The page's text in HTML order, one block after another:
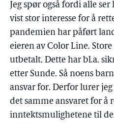
Jeg spør også fordi alle
vist stor interesse for å
pandemien har påført
eieren av Color Line.
utbetalt. Dette har bl.a.
etter Sunde. Så noens
ansvar for. Derfor lurer
det samme ansvaret for å
inntektsmulighetene til